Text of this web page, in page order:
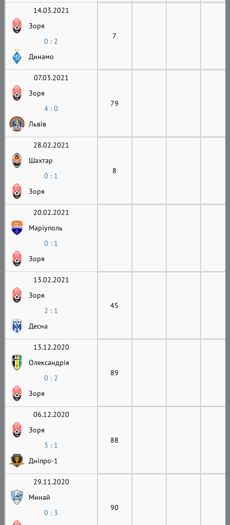
14.03.2021
Зоря
0 : 2
Динамо
7
07.03.2021
Зоря
4 : 0
Львів
79
28.02.2021
Шахтар
0 : 1
Зоря
8
20.02.2021
Маріуполь
0 : 1
Зоря
13.02.2021
Зоря
2 : 1
Десна
45
13.12.2020
Олександрія
0 : 2
Зоря
89
06.12.2020
Зоря
3 : 1
Дніпро-1
88
29.11.2020
Минай
0 : 3
90